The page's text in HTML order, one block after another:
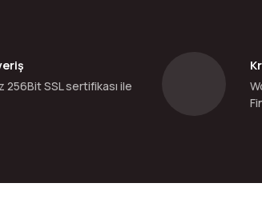
256Bit SSL sertifikası ile